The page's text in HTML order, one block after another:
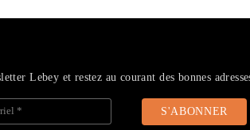
Lebey et restez au courant des bonnes
*